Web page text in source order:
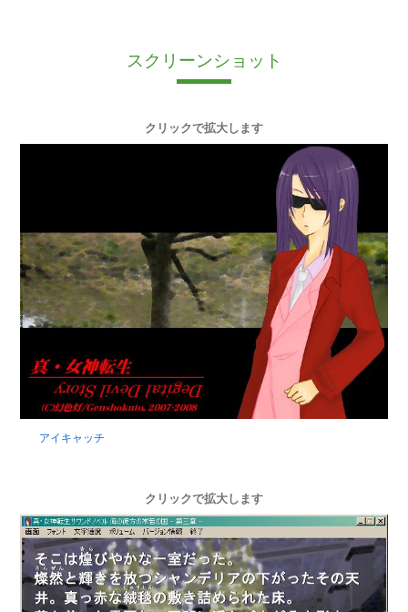
スクリーンショット
クリックで拡大します
アイキャッチ
クリックで拡大します